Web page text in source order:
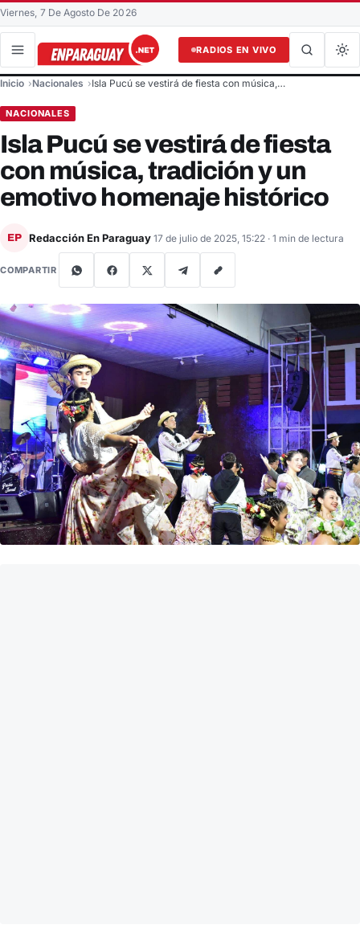
Viernes, 7 De Agosto De 2026
RADIOS EN VIVO
Buscar en el sitio
Inicio Nacionales Isla Pucú se vestirá de fiesta con música,…
NACIONALES
Isla Pucú se vestirá de fiesta
con música, tradición y un
emotivo homenaje histórico
EP Redacción En Paraguay 17 de julio de 2025, 15:22 · 1 min de lectura
COMPARTIR